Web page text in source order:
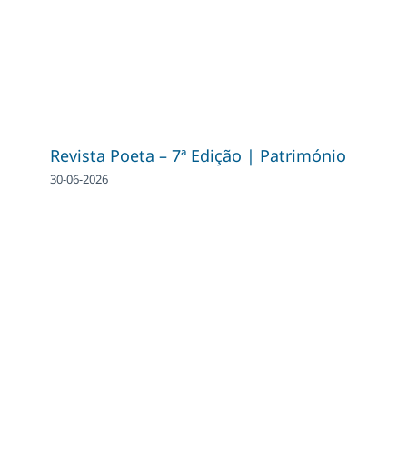
Revista Poeta – 7ª Edição | Património
30-06-2026